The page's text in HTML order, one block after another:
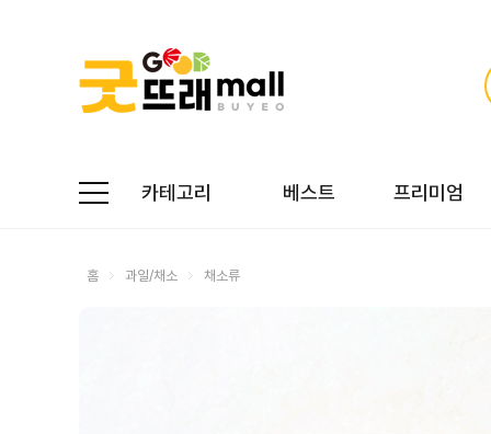
카테고리 베스트 프리미엄
홈 과일/채소 채소류